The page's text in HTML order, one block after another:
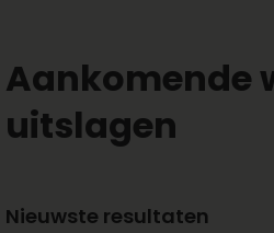
Aankomende
uitslagen
Nieuwste resultaten